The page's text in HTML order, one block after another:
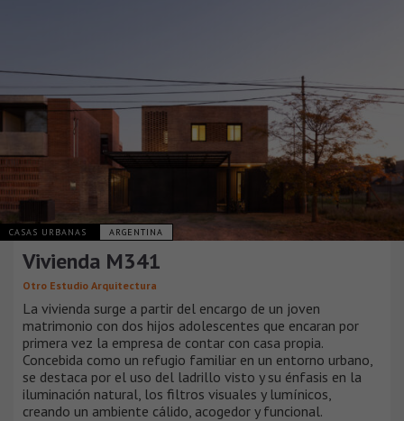
CASAS URBANAS ARGENTINA
Vivienda M341
Otro Estudio Arquitectura
La vivienda surge a partir del encargo de un joven
matrimonio con dos hijos adolescentes que encaran por
primera vez la empresa de contar con casa propia.
Concebida como un refugio familiar en un entorno urbano,
se destaca por el uso del ladrillo visto y su énfasis en la
iluminación natural, los filtros visuales y lumínicos,
creando un ambiente cálido, acogedor y funcional.